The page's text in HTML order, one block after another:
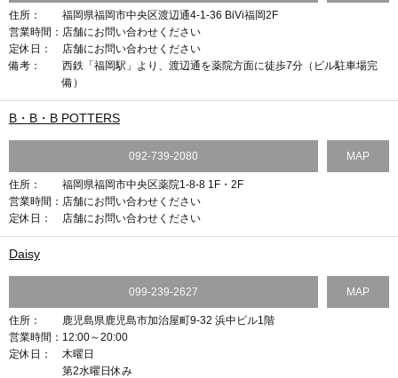
住所：
福岡県福岡市中央区渡辺通4-1-36 BiVi福岡2F
営業時間： 店舗にお問い合わせください
定休日：
店舗にお問い合わせください
備考：
西鉄「福岡駅」より、渡辺通を薬院方面に徒歩7分（ビル駐車場完
備）
B・B・B POTTERS
092-739-2080 MAP
住所：
福岡県福岡市中央区薬院1-8-8 1F・2F
営業時間： 店舗にお問い合わせください
定休日：
店舗にお問い合わせください
Daisy
099-239-2627 MAP
住所：
鹿児島県鹿児島市加治屋町9-32 浜中ビル1階
営業時間： 12:00～20:00
定休日：
木曜日
第2水曜日休み